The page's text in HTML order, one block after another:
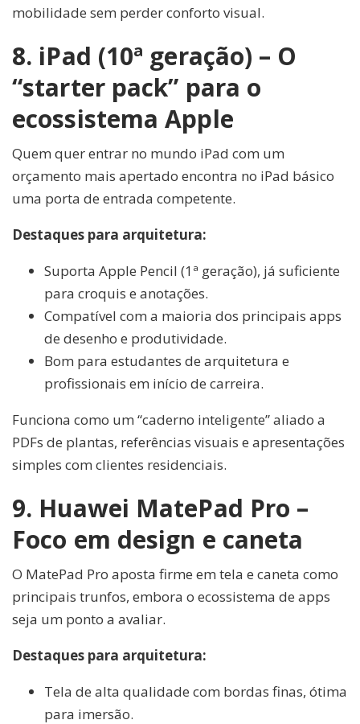
mobilidade sem perder conforto visual.
8. iPad (10ª geração) – O
“starter pack” para o
ecossistema Apple
Quem quer entrar no mundo iPad com um
orçamento mais apertado encontra no iPad básico
uma porta de entrada competente.
Destaques para arquitetura:
Suporta Apple Pencil (1ª geração), já suficiente
para croquis e anotações.
Compatível com a maioria dos principais apps
de desenho e produtividade.
Bom para estudantes de arquitetura e
profissionais em início de carreira.
Funciona como um “caderno inteligente” aliado a
PDFs de plantas, referências visuais e apresentações
simples com clientes residenciais.
9. Huawei MatePad Pro –
Foco em design e caneta
O MatePad Pro aposta firme em tela e caneta como
principais trunfos, embora o ecossistema de apps
seja um ponto a avaliar.
Destaques para arquitetura:
Tela de alta qualidade com bordas finas, ótima
para imersão.